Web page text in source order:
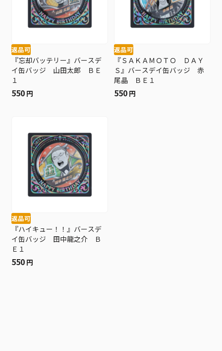
返品可
『忘却バッテリー』バースデ
イ缶バッジ 山田太郎 ＢＥ
１
550 円
返品可
『ＳＡＫＡＭＯＴＯ ＤＡＹ
Ｓ』バースデイ缶バッジ 赤
尾晶 ＢＥ１
550 円
返品可
『ハイキュー！！』バースデ
イ缶バッジ 田中龍之介 Ｂ
Ｅ１
550 円